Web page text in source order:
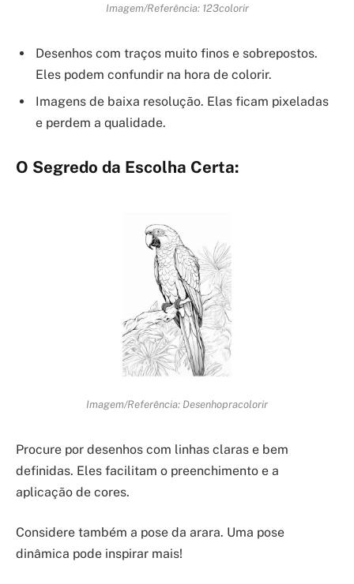
Imagem/Referência: 123colorir
Desenhos com traços muito finos e sobrepostos.
Eles podem confundir na hora de colorir.
Imagens de baixa resolução. Elas ficam pixeladas
e perdem a qualidade.
O Segredo da Escolha Certa:
Imagem/Referência: Desenhopracolorir
Procure por desenhos com linhas claras e bem
definidas. Eles facilitam o preenchimento e a
aplicação de cores.
Considere também a pose da arara. Uma pose
dinâmica pode inspirar mais!